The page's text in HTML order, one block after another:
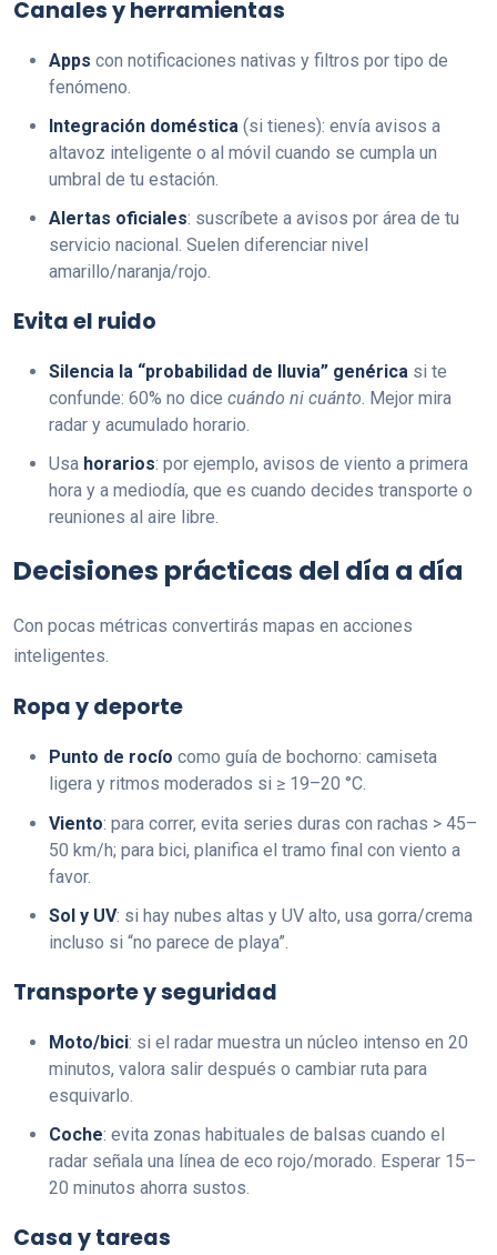
Canales y herramientas
Apps con notificaciones nativas y filtros por tipo de
fenómeno.
Integración doméstica (si tienes): envía avisos a
altavoz inteligente o al móvil cuando se cumpla un
umbral de tu estación.
Alertas oficiales: suscríbete a avisos por área de tu
servicio nacional. Suelen diferenciar nivel
amarillo/naranja/rojo.
Evita el ruido
Silencia la “probabilidad de lluvia” genérica si te
confunde: 60% no dice cuándo ni cuánto. Mejor mira
radar y acumulado horario.
Usa horarios: por ejemplo, avisos de viento a primera
hora y a mediodía, que es cuando decides transporte o
reuniones al aire libre.
Decisiones prácticas del día a día
Con pocas métricas convertirás mapas en acciones
inteligentes.
Ropa y deporte
Punto de rocío como guía de bochorno: camiseta
ligera y ritmos moderados si ≥ 19–20 °C.
Viento: para correr, evita series duras con rachas > 45–
50 km/h; para bici, planifica el tramo final con viento a
favor.
Sol y UV: si hay nubes altas y UV alto, usa gorra/crema
incluso si “no parece de playa”.
Transporte y seguridad
Moto/bici: si el radar muestra un núcleo intenso en 20
minutos, valora salir después o cambiar ruta para
esquivarlo.
Coche: evita zonas habituales de balsas cuando el
radar señala una línea de eco rojo/morado. Esperar 15–
20 minutos ahorra sustos.
Casa y tareas